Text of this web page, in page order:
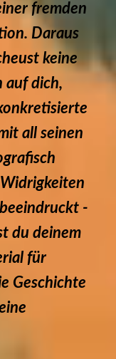
fremden
Daraus
keine
auf dich,
all seinen
-
du deinem
für
Geschichte